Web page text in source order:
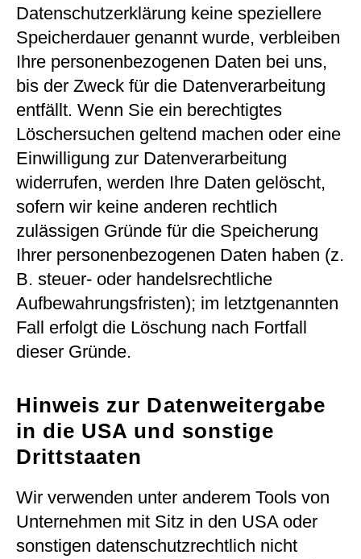
Datenschutzerklärung keine speziellere
Speicherdauer genannt wurde, verbleiben
Ihre personenbezogenen Daten bei uns,
bis der Zweck für die Datenverarbeitung
entfällt. Wenn Sie ein berechtigtes
Löschersuchen geltend machen oder eine
Einwilligung zur Datenverarbeitung
widerrufen, werden Ihre Daten gelöscht,
sofern wir keine anderen rechtlich
zulässigen Gründe für die Speicherung
Ihrer personenbezogenen Daten haben (z.
B. steuer- oder handelsrechtliche
Aufbewahrungsfristen); im letztgenannten
Fall erfolgt die Löschung nach Fortfall
dieser Gründe.
Hinweis zur Datenweitergabe
in die USA und sonstige
Drittstaaten
Wir verwenden unter anderem Tools von
Unternehmen mit Sitz in den USA oder
sonstigen datenschutzrechtlich nicht